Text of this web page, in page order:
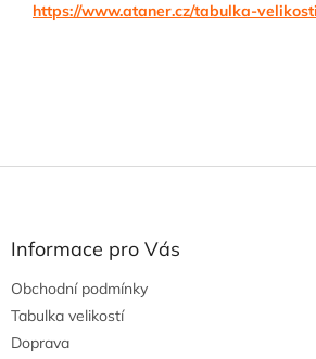
https://www.ataner.cz/tabulka-
Informace pro Vás
Obchodní podmínky
Tabulka velikostí
Doprava